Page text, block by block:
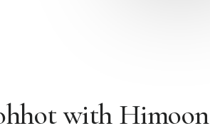
with Himoon